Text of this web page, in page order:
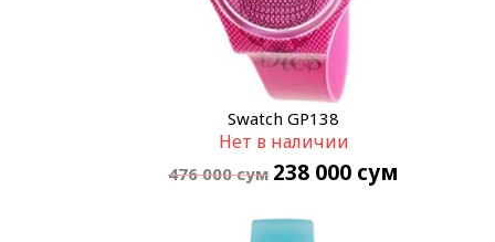
Swatch GP138
Нет в наличии
476 000сум 238 000 сум